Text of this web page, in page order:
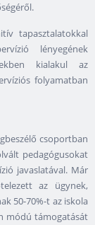
tapasztalatokkal
lényegének
kialakul az
folyamatban
csoportban
pedagógusokat
javaslatával. Már
az ügynek,
50-70%-t az iskola
módú támogatását